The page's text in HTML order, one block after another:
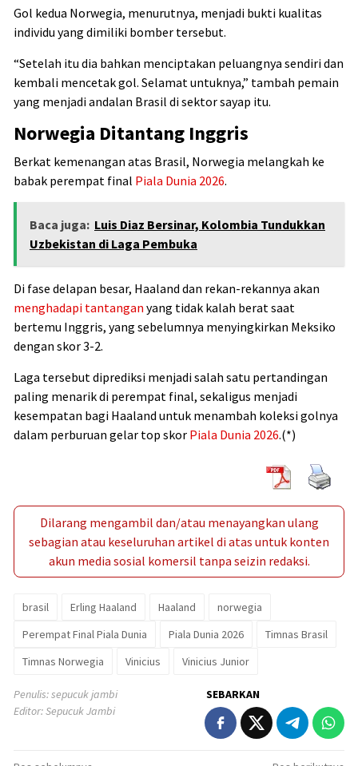
Gol kedua Norwegia, menurutnya, menjadi bukti kualitas
individu yang dimiliki bomber tersebut.
“Setelah itu dia bahkan menciptakan peluangnya sendiri dan
kembali mencetak gol. Selamat untuknya,” tambah pemain
yang menjadi andalan Brasil di sektor sayap itu.
Norwegia Ditantang Inggris
Berkat kemenangan atas Brasil, Norwegia melangkah ke
babak perempat final Piala Dunia 2026.
Baca juga: Luis Diaz Bersinar, Kolombia Tundukkan
Uzbekistan di Laga Pembuka
Di fase delapan besar, Haaland dan rekan-rekannya akan
menghadapi tantangan yang tidak kalah berat saat
bertemu Inggris, yang sebelumnya menyingkirkan Meksiko
dengan skor 3-2.
Laga tersebut diprediksi menjadi salah satu pertandingan
paling menarik di perempat final, sekaligus menjadi
kesempatan bagi Haaland untuk menambah koleksi golnya
dalam perburuan gelar top skor Piala Dunia 2026.(*)
Dilarang mengambil dan/atau menayangkan ulang
sebagian atau keseluruhan artikel di atas untuk konten
akun media sosial komersil tanpa seizin redaksi.
brasil Erling Haaland Haaland
norwegia
Perempat Final Piala Dunia
Piala Dunia 2026
Timnas Brasil
Timnas Norwegia
Vinicius Vinicius Junior
Penulis: sepucuk jambi
Editor: Sepucuk Jambi
SEBARKAN